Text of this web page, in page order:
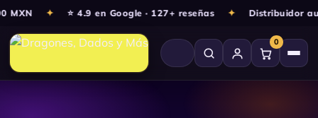
MXN ✦ ⭐ 4.9 en Google · 127+ reseñas ✦ Distribuidor
0
Ir
contenido